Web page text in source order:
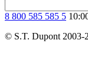
8 800 585 585 5
© S.T. Dupont 2003-